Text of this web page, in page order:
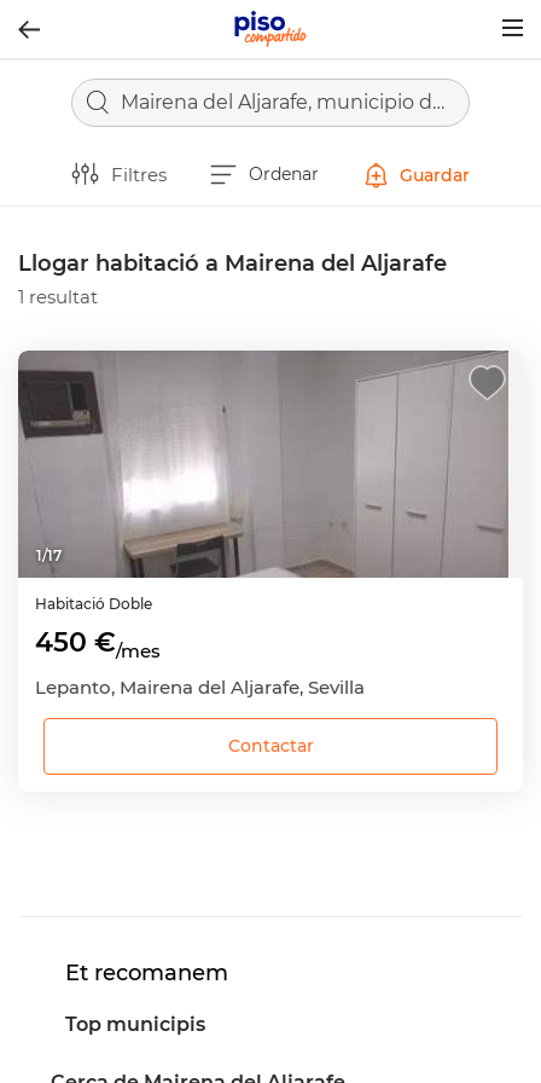
Mairena del Aljarafe, municipio de Sevilla
Filtres Ordenar Guardar
Llogar habitació a Mairena del Aljarafe
1 resultat
1/17
Habitació Doble
450 €/mes
Lepanto, Mairena del Aljarafe, Sevilla
Contactar
Et recomanem
Top municipis